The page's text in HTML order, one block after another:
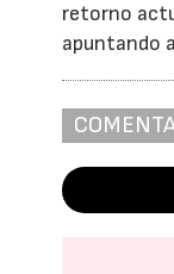
retorno
apuntando